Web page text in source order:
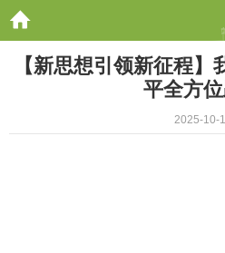
【新思想引领新征程
平全方
2025-10-